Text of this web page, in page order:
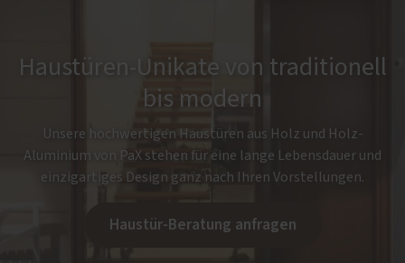
Haustüren-Unikate von traditionell
bis modern
Unsere hochwertigen Haustüren aus Holz und Holz-
Aluminium von PaX stehen für eine lange Lebensdauer und
einzigartiges Design ganz nach Ihren Vorstellungen.
Haustür-Beratung anfragen